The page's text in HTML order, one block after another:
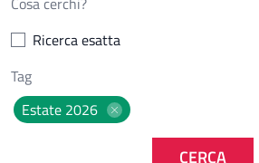
Ricerca esatta
Estate 2026
CERCA